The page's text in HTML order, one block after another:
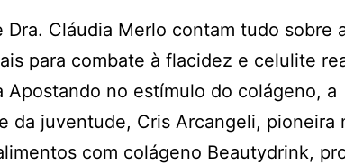
Dra. Cláudia Merlo contam tudo sobre
para combate à flacidez e celulite
Apostando no estímulo do colágeno, a
da juventude, Cris Arcangeli, pioneira
com colágeno Beautydrink,